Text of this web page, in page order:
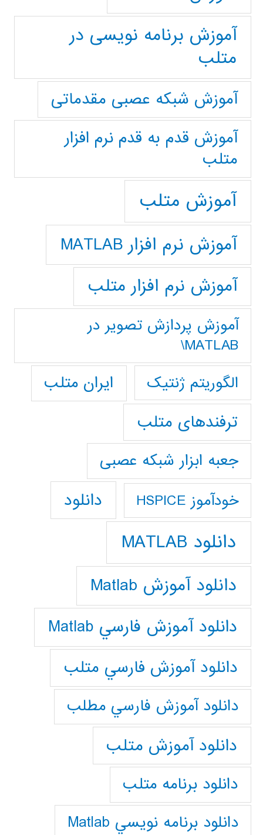
آموزش برنامه نویسی در
متلب
آموزش شبکه عصبی مقدماتی
آموزش قدم به قدم نرم افزار
متلب
آموزش متلب
آموزش نرم افزار MATLAB
آموزش نرم افزار متلب
آموزش پردازش تصوير در
MATLAB\
الگوریتم ژنتیک
ایران متلب
ترفندهای متلب
جعبه ابزار شبکه عصبی
خودآموز HSPICE دانلود
دانلود MATLAB
دانلود آموزش Matlab
دانلود آموزش فارسي Matlab
دانلود آموزش فارسي متلب
دانلود آموزش فارسي مطلب
دانلود آموزش متلب
دانلود برنامه متلب
دانلود برنامه نويسي Matlab